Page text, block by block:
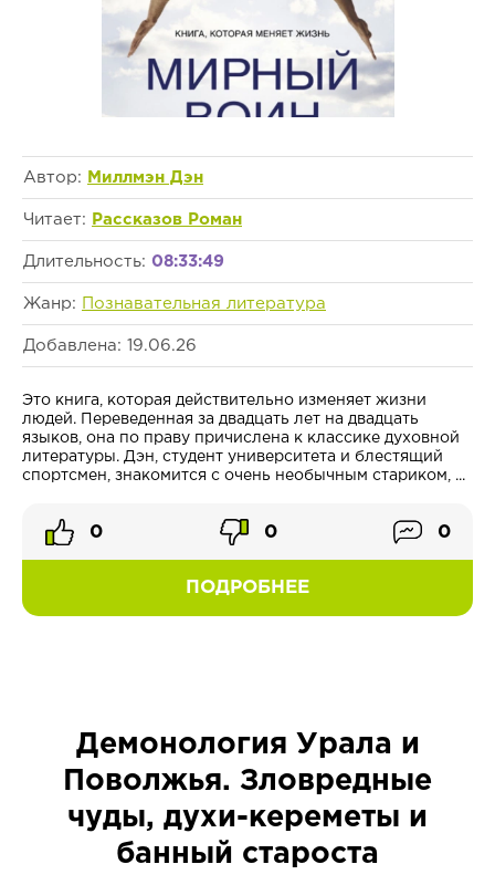
Автор: Миллмэн Дэн
Читает: Рассказов Роман
Длительность: 08:33:49
Жанр: Познавательная литература
Добавлена: 19.06.26
Это книга, которая действительно изменяет жизни
людей. Переведенная за двадцать лет на двадцать
языков, она по праву причислена к классике духовной
литературы. Дэн, студент университета и блестящий
спортсмен, знакомится с очень необычным стариком, ...
ПОДРОБНЕЕ
0 0 0
Демонология Урала и
Поволжья. Зловредные
чуды, духи-кереметы и
банный староста